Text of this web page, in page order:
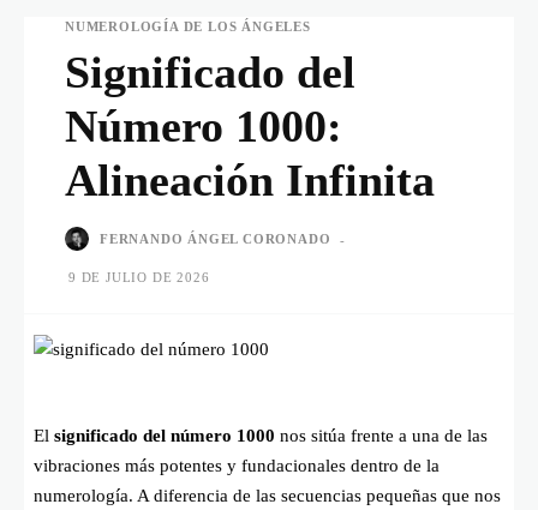
NUMEROLOGÍA DE LOS ÁNGELES
Significado del
Número 1000:
Alineación Infinita
FERNANDO ÁNGEL CORONADO -
9 DE JULIO DE 2026
El significado del número 1000 nos sitúa frente a una de las
vibraciones más potentes y fundacionales dentro de la
numerología. A diferencia de las secuencias pequeñas que nos